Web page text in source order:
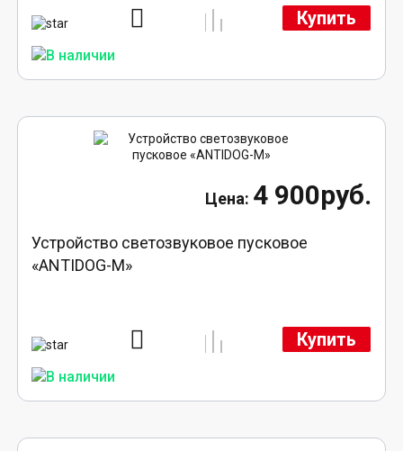
Купить
4 900руб.
Устройство светозвуковое пусковое
«ANTIDOG-M»
Купить